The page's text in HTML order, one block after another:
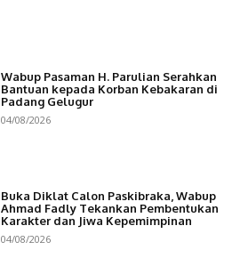
Wabup Pasaman H. Parulian Serahkan
Bantuan kepada Korban Kebakaran di
Padang Gelugur
04/08/2026
Buka Diklat Calon Paskibraka, Wabup
Ahmad Fadly Tekankan Pembentukan
Karakter dan Jiwa Kepemimpinan
04/08/2026